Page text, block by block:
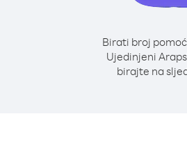
Birati broj
Ujedinjeni
birajte na